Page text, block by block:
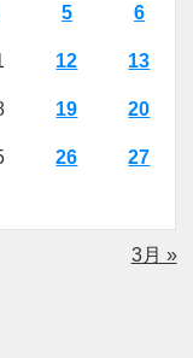
5 6
12 13
19 20
26 27
3月 »